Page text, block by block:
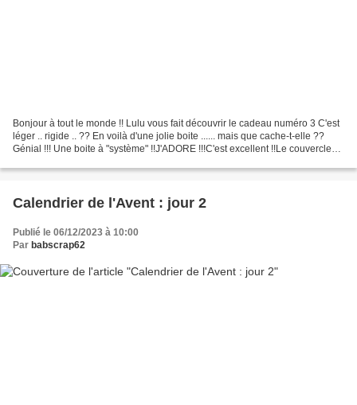
Bonjour à tout le monde !! Lulu vous fait découvrir le cadeau numéro 3 C'est
léger .. rigide .. ?? En voilà d'une jolie boite ...... mais que cache-t-elle ??
Génial !!! Une boite à "système" !!J'ADORE !!!C'est excellent !!Le couvercle
Calendrier de l'Avent : jour 2
Publié le 06/12/2023 à 10:00
Par babscrap62